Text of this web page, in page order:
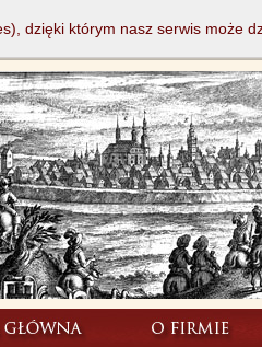
dzięki którym nasz serwis może